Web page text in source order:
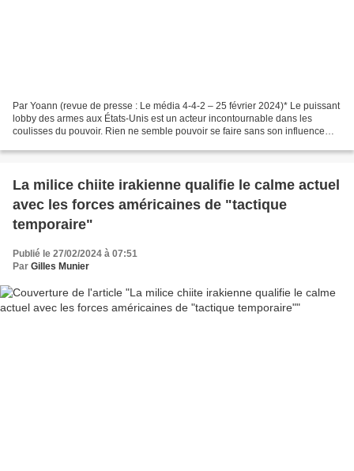
Par Yoann (revue de presse : Le média 4-4-2 – 25 février 2024)* Le puissant
lobby des armes aux États-Unis est un acteur incontournable dans les
coulisses du pouvoir. Rien ne semble pouvoir se faire sans son influence
La milice chiite irakienne qualifie le calme actuel
avec les forces américaines de "tactique
temporaire"
Publié le 27/02/2024 à 07:51
Par Gilles Munier